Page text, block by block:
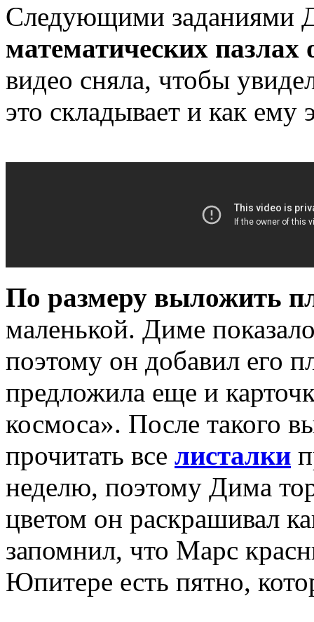
Следующими заданиями
математических пазлах
видео сняла, чтобы
это складывает и как ему
По размеру выложить
маленькой. Диме
поэтому он добавил его
предложила еще и
космоса». После такого
прочитать все листалки
неделю, поэтому Дима
цветом он раскрашивал
запомнил, что Марс
Юпитере есть пятно,